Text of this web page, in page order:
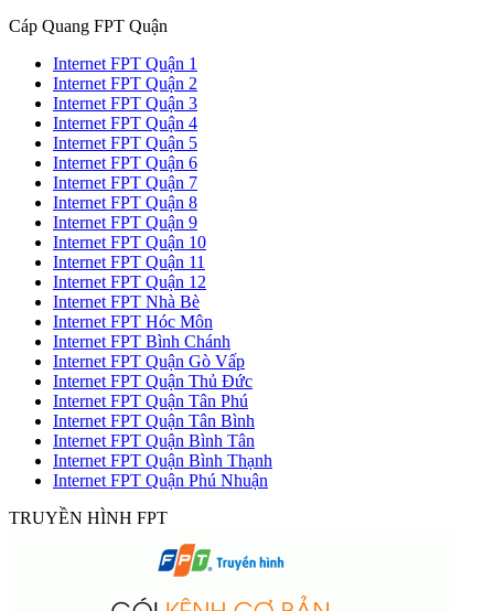
Cáp Quang FPT Quận
Internet FPT Quận 1
Internet FPT Quận 2
Internet FPT Quận 3
Internet FPT Quận 4
Internet FPT Quận 5
Internet FPT Quận 6
Internet FPT Quận 7
Internet FPT Quận 8
Internet FPT Quận 9
Internet FPT Quận 10
Internet FPT Quận 11
Internet FPT Quận 12
Internet FPT Nhà Bè
Internet FPT Hóc Môn
Internet FPT Bình Chánh
Internet FPT Quận Gò Vấp
Internet FPT Quận Thủ Đức
Internet FPT Quận Tân Phú
Internet FPT Quận Tân Bình
Internet FPT Quận Bình Tân
Internet FPT Quận Bình Thạnh
Internet FPT Quận Phú Nhuận
TRUYỀN HÌNH FPT